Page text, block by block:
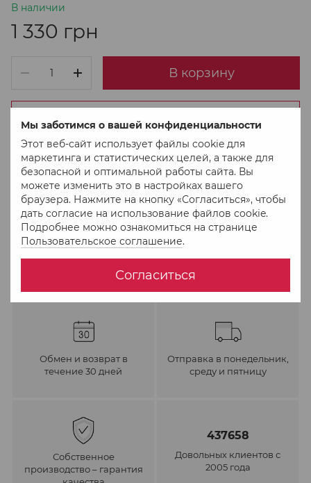
Мы заботимся о вашей конфиденциальности
Этот веб-сайт использует файлы cookie для
маркетинга и статистических целей, а также для
безопасной и оптимальной работы сайта. Вы
можете изменить это в настройках вашего
браузера. Нажмите на кнопку «Согласиться», чтобы
дать согласие на использование файлов cookie.
Подробнее можно ознакомиться на странице
Пользовательское соглашение.
Согласиться
В наличии
1 330 грн
В корзину
В избранное К сравнению
Обмен и возврат в
течение 30 дней
Отправка в понедельник,
среду и пятницу
Собственное
производство – гарантия
437658
Довольных клиентов с
2005 года